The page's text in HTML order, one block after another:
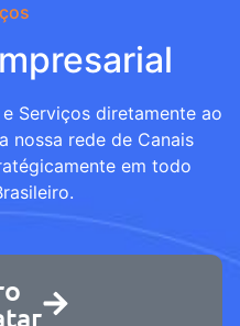
Serviços diretamente ao
nossa rede de Canais
em todo